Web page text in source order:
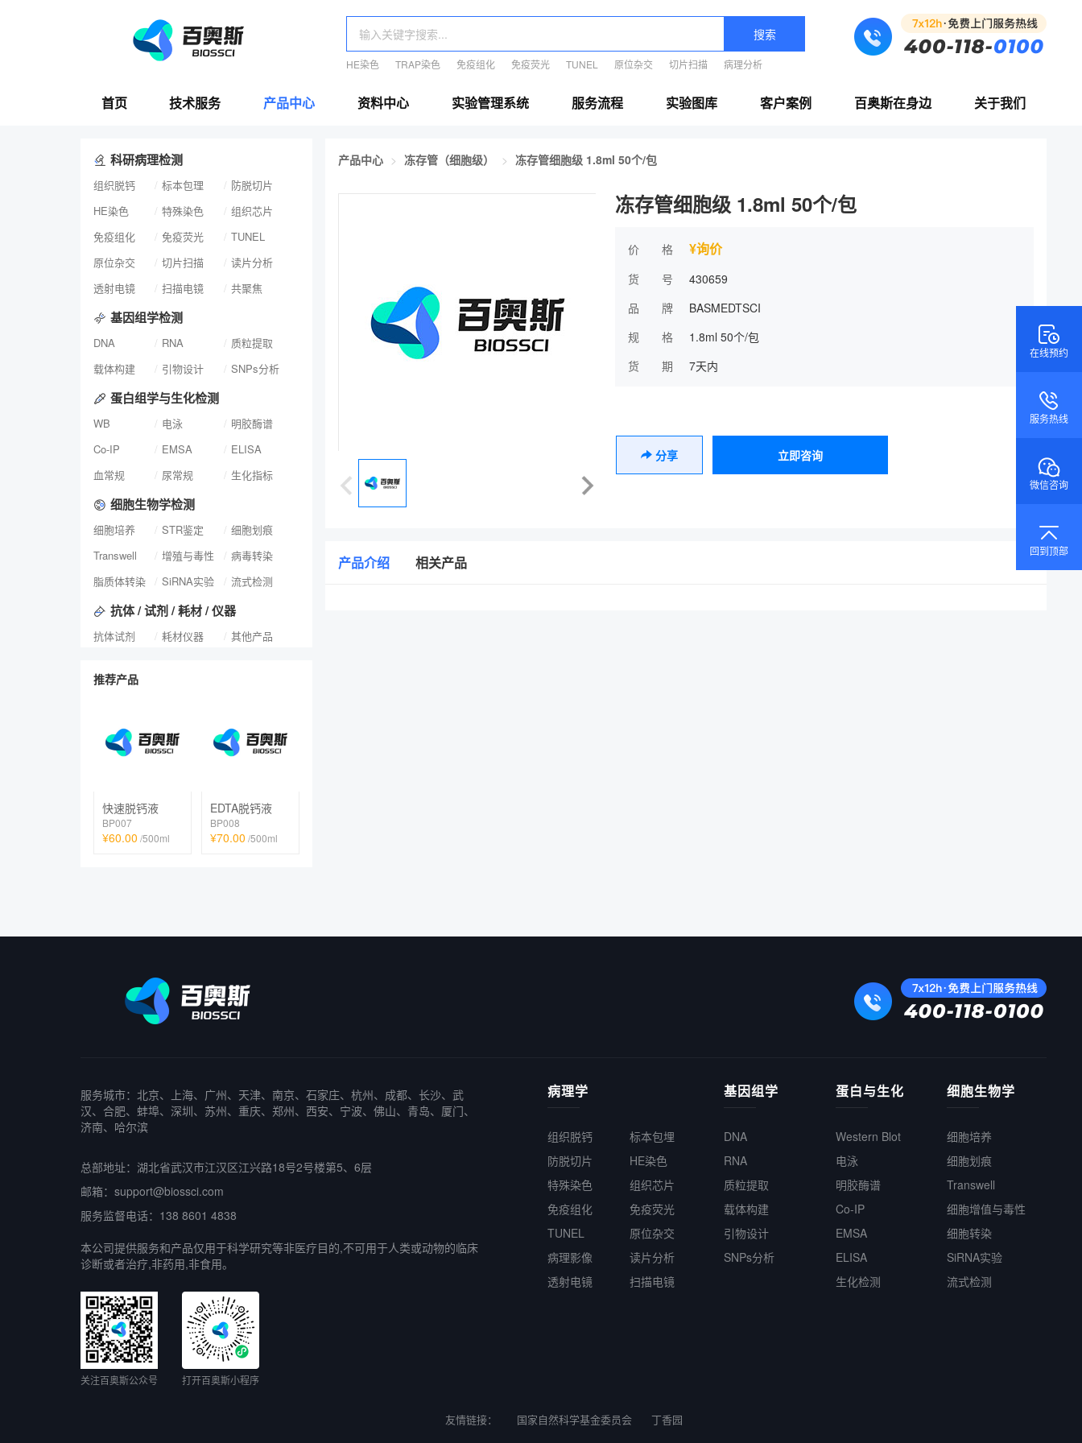
搜索
HE染色 TRAP染色 免疫组化 免疫荧光 TUNEL 原位杂交 切片扫描 病理分析
首页 技术服务 产品中心 资料中心 实验管理系统 服务流程 实验图库 客户案例 百奥斯在身边 关于我们
科研病理检测
组织脱钙 标本包理
防脱切片
HE染色
特殊染色
组织芯片
免疫组化
免疫荧光
TUNEL
原位杂交
切片扫描
读片分析
透射电镜
扫描电镜 共聚焦
基因组学检测
DNA RNA
质粒提取
载体构建
引物设计 SNPs分析
蛋白组学与生化检测
WB 电泳
明胶酶谱
Co-IP
EMSA
ELISA
血常规
尿常规 生化指标
细胞生物学检测
细胞培养 STR鉴定
细胞划痕
Transwell
增殖与毒性
病毒转染
脂质体转染
SiRNA实验 流式检测
抗体 / 试剂 / 耗材 / 仪器
抗体试剂 耗材仪器 其他产品
推荐产品
快速脱钙液
BP007
¥60.00 /500ml
EDTA脱钙液
BP008
¥70.00 /500ml
产品中心 冻存管（细胞级） 冻存管细胞级 1.8ml 50个/包
冻存管细胞级 1.8ml 50个/包
价 格 ¥询价
货 号
430659
品 牌
BASMEDTSCI
规 格
1.8ml 50个/包
货 期
7天内
分享 立即咨询
产品介绍 相关产品
服务城市：北京、上海、广州、天津、南京、石家庄、杭州、成都、长沙、武
汉、合肥、蚌埠、深圳、苏州、重庆、郑州、西安、宁波、佛山、青岛、厦门、
济南、哈尔滨
总部地址：湖北省武汉市江汉区江兴路18号2号楼第5、6层
邮箱：support@biossci.com
服务监督电话：138 8601 4838
本公司提供服务和产品仅用于科学研究等非医疗目的,不可用于人类或动物的临床
诊断或者治疗,非药用,非食用。
关注百奥斯公众号 打开百奥斯小程序
病理学
组织脱钙
标本包埋
防脱切片
HE染色
特殊染色
组织芯片
免疫组化
免疫荧光
TUNEL
原位杂交
病理影像
读片分析
透射电镜
扫描电镜
基因组学
DNA
RNA
质粒提取
载体构建
引物设计
SNPs分析
蛋白与生化
Western Blot
电泳
明胶酶谱
Co-IP
EMSA
ELISA
生化检测
细胞生物学
细胞培养
细胞划痕
Transwell
细胞增值与毒性
细胞转染
SiRNA实验
流式检测
友情链接： 国家自然科学基金委员会 丁香园
在线预约
服务热线
微信咨询
回到顶部